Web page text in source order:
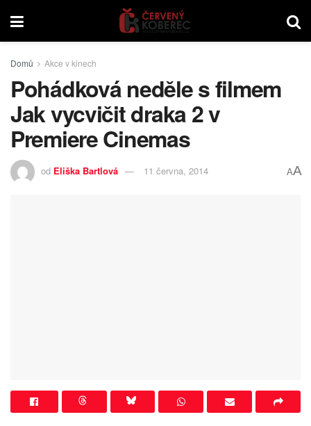
Domů Akce v kinech
Pohádková neděle s filmem
Jak vycvičit draka 2 v
Premiere Cinemas
od Eliška Bartlová 11 června, 2014 AA